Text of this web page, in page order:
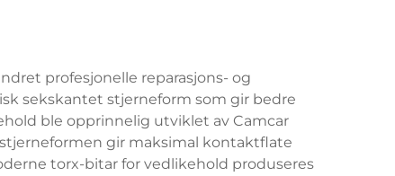
profesjonelle reparasjons- og
sekskantet stjerneform som gir bedre
ble opprinnelig utviklet av Camcar
gir maksimal kontaktflate
torx-bitar for vedlikehold produseres